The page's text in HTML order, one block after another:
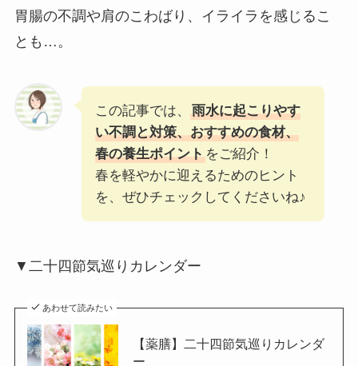
胃腸の不調や肩のこわばり、イライラを感じるこ
とも…。
この記事では、
雨水に起こりやす
い不調と対策、おすすめの食材、
春の養生ポイントをご紹介！
春を軽やかに迎えるためのヒント
を、ぜひチェックしてくださいね♪
▼二十四節気巡りカレンダー
あわせて読みたい
【薬膳】二十四節気巡りカレンダ
ー